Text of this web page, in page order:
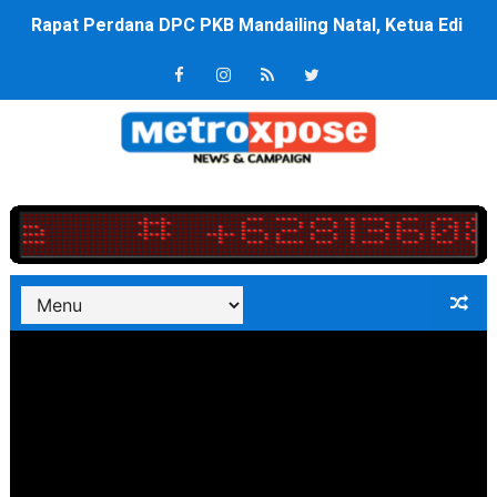
Rapat Perdana DPC PKB Mandailing Natal, Ketua Edi
Kurve Kecamatan Medan Tembung Antisipasi Banjir
Lolos 8 Besar Tim Voli MBGE Menang Telak 2;1
Jaringan Pemasok Narkoba Diringkus, Jabodetabek
PT ASDP Cabang Ambon Siap Dukung Program Bank
Saadiah Uluputty Buka Pekan Olahraga HUT ke-81 RI